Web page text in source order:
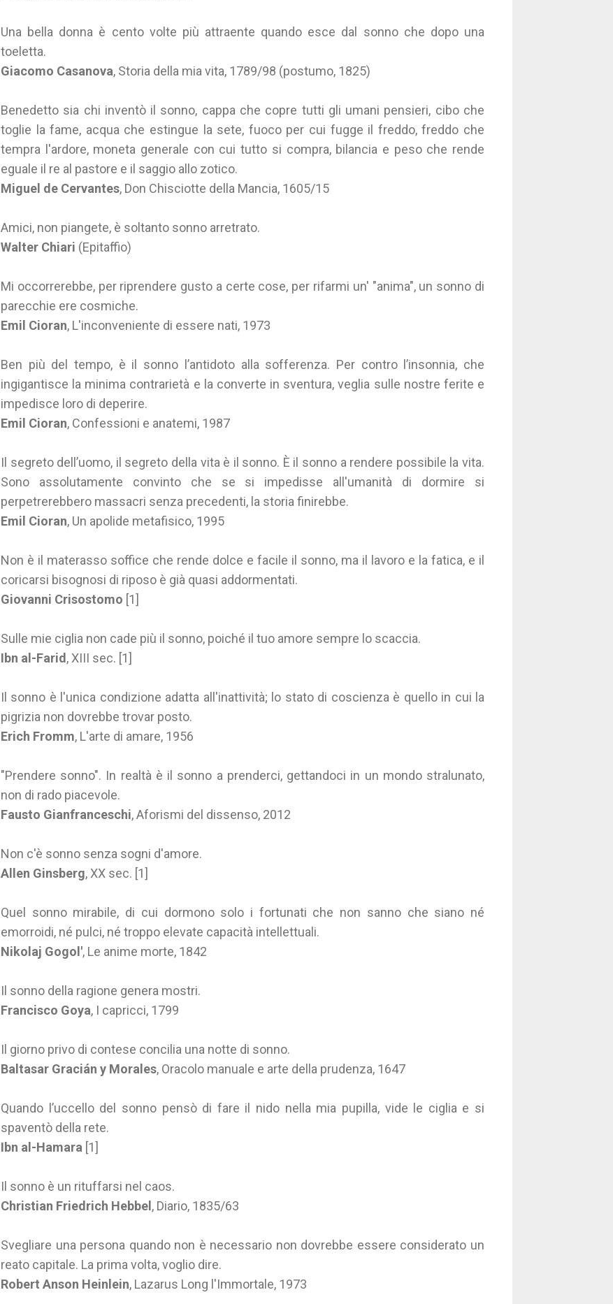
Una bella donna è cento volte più attraente quando esce dal sonno che dopo una
toeletta.
Giacomo Casanova, Storia della mia vita, 1789/98 (postumo, 1825)
Benedetto sia chi inventò il sonno, cappa che copre tutti gli umani pensieri, cibo che
toglie la fame, acqua che estingue la sete, fuoco per cui fugge il freddo, freddo che
tempra l'ardore, moneta generale con cui tutto si compra, bilancia e peso che rende
eguale il re al pastore e il saggio allo zotico.
Miguel de Cervantes, Don Chisciotte della Mancia, 1605/15
Amici, non piangete, è soltanto sonno arretrato.
Walter Chiari (Epitaffio)
Mi occorrerebbe, per riprendere gusto a certe cose, per rifarmi un' "anima", un sonno di
parecchie ere cosmiche.
Emil Cioran, L'inconveniente di essere nati, 1973
Ben più del tempo, è il sonno l’antidoto alla sofferenza. Per contro l’insonnia, che
ingigantisce la minima contrarietà e la converte in sventura, veglia sulle nostre ferite e
impedisce loro di deperire.
Emil Cioran, Confessioni e anatemi, 1987
Il segreto dell’uomo, il segreto della vita è il sonno. È il sonno a rendere possibile la vita.
Sono assolutamente convinto che se si impedisse all'umanità di dormire si
perpetrerebbero massacri senza precedenti, la storia finirebbe.
Emil Cioran, Un apolide metafisico, 1995
Non è il materasso soffice che rende dolce e facile il sonno, ma il lavoro e la fatica, e il
coricarsi bisognosi di riposo è già quasi addormentati.
Giovanni Crisostomo [1]
Sulle mie ciglia non cade più il sonno, poiché il tuo amore sempre lo scaccia.
Ibn al-Farid , XIII sec. [1]
Il sonno è l'unica condizione adatta all'inattività; lo stato di coscienza è quello in cui la
pigrizia non dovrebbe trovar posto.
Erich Fromm, L'arte di amare, 1956
"Prendere sonno". In realtà è il sonno a prenderci, gettandoci in un mondo stralunato,
non di rado piacevole.
Fausto Gianfranceschi, Aforismi del dissenso, 2012
Non c'è sonno senza sogni d'amore.
Allen Ginsberg, XX sec. [1]
Quel sonno mirabile, di cui dormono solo i fortunati che non sanno che siano né
emorroidi, né pulci, né troppo elevate capacità intellettuali.
Nikolaj Gogol', Le anime morte, 1842
Il sonno della ragione genera mostri.
Francisco Goya, I capricci, 1799
Il giorno privo di contese concilia una notte di sonno.
Baltasar Gracián y Morales, Oracolo manuale e arte della prudenza, 1647
Quando l’uccello del sonno pensò di fare il nido nella mia pupilla, vide le ciglia e si
spaventò della rete.
Ibn al-Hamara [1]
Il sonno è un rituffarsi nel caos.
Christian Friedrich Hebbel , Diario, 1835/63
Svegliare una persona quando non è necessario non dovrebbe essere considerato un
reato capitale. La prima volta, voglio dire.
Robert Anson Heinlein, Lazarus Long l'Immortale, 1973